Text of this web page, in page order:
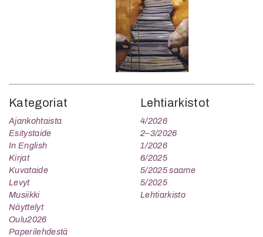
Kategoriat
Ajankohtaista
Esitystaide
In English
Kirjat
Kuvataide
Levyt
Musiikki
Näyttelyt
Oulu2026
Paperilehdestä
Lehtiarkistot
4/2026
2–3/2026
1/2026
6/2025
5/2025 saame
5/2025
Lehtiarkisto